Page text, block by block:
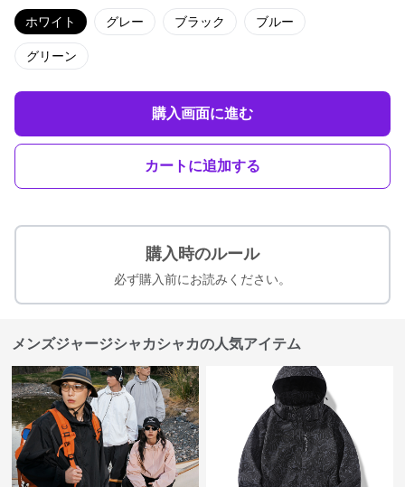
ホワイト グレー ブラック ブルー
グリーン
購入画面に進む
カートに追加する
購入時のルール
必ず購入前にお読みください。
メンズジャージシャカシャカの人気アイテム